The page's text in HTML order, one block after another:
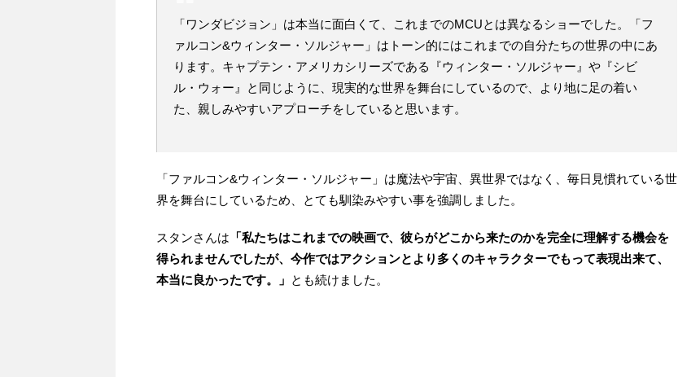
「ワンダビジョン」は本当に面白くて、これまでのMCUとは異なるショーでした。「フ
ァルコン&ウィンター・ソルジャー」はトーン的にはこれまでの自分たちの世界の中にあ
ります。キャプテン・アメリカシリーズである『ウィンター・ソルジャー』や『シビ
ル・ウォー』と同じように、現実的な世界を舞台にしているので、より地に足の着い
た、親しみやすいアプローチをしていると思います。
「ファルコン&ウィンター・ソルジャー」は魔法や宇宙、異世界ではなく、毎日見慣れている世
界を舞台にしているため、とても馴染みやすい事を強調しました。
スタンさんは 「私たちはこれまでの映画で、彼らがどこから来たのかを完全に理解する機会を
得られませんでしたが、今作ではアクションとより多くのキャラクターでもって表現出来て、
本当に良かったです。」
とも続けました。